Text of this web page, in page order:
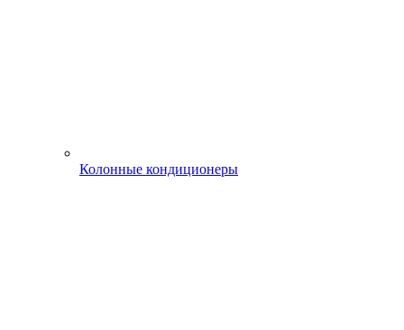
Колонные кондиционеры